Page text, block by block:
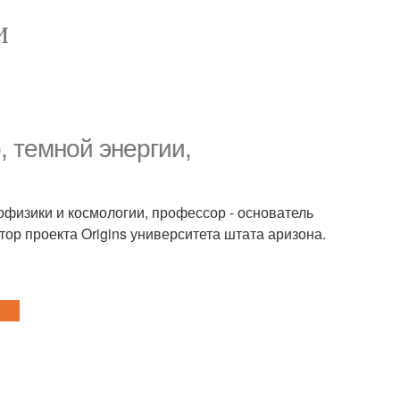
темной энергии,
и космологии, профессор - основатель
проекта Origins университета штата аризона.